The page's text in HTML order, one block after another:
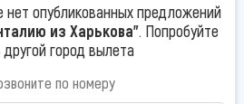
опубликованных предложений
из Харькова". Попробуйте
город вылета
по номеру